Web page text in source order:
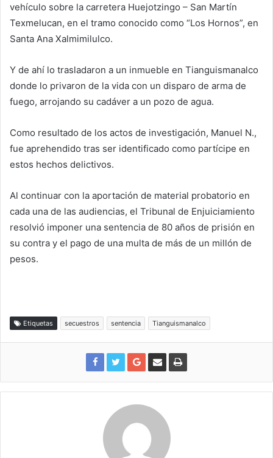
vehículo sobre la carretera Huejotzingo – San Martín
Texmelucan, en el tramo conocido como “Los Hornos”, en
Santa Ana Xalmimilulco.
Y de ahí lo trasladaron a un inmueble en Tianguismanalco
donde lo privaron de la vida con un disparo de arma de
fuego, arrojando su cadáver a un pozo de agua.
Como resultado de los actos de investigación, Manuel N.,
fue aprehendido tras ser identificado como partícipe en
estos hechos delictivos.
Al continuar con la aportación de material probatorio en
cada una de las audiencias, el Tribunal de Enjuiciamiento
resolvió imponer una sentencia de 80 años de prisión en
su contra y el pago de una multa de más de un millón de
pesos.
Etiquetas secuestros sentencia Tianguismanalco